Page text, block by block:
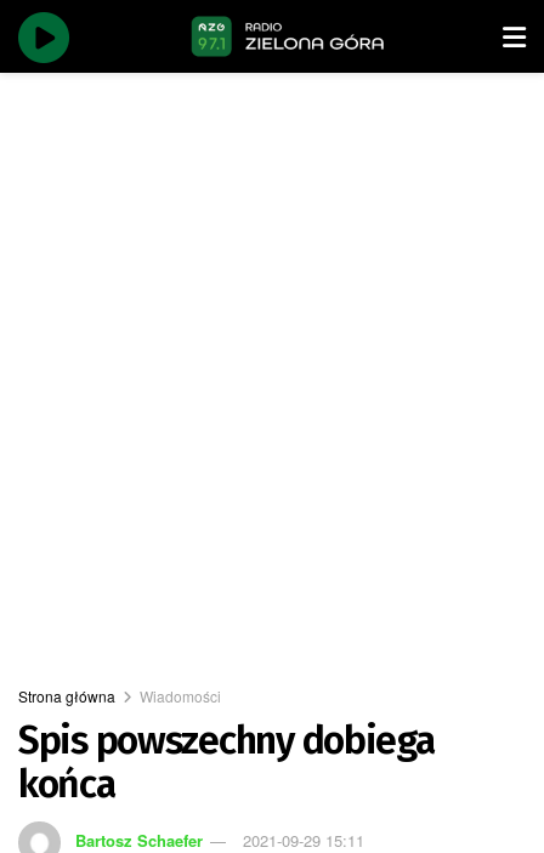
Strona główna Wiadomości
Spis powszechny dobiega
końca
Bartosz Schaefer 2021-09-29 15:11